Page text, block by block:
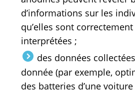
d’informations sur les
qu’elles sont
interprétées ;
des données
donnée (par exemple,
des batteries d’une